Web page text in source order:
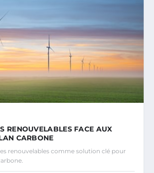
RENOUVELABLES FACE AUX
CARBONE
renouvelables comme solution clé pour